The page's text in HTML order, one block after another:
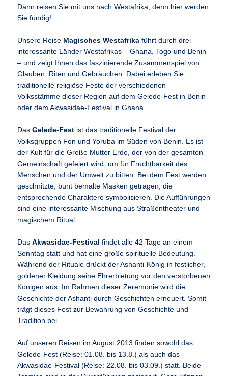
Dann reisen Sie mit uns nach Westafrika, denn hier werden
Sie fündig!
Unsere Reise Magisches Westafrika führt durch drei
interessante Länder Westafrikas – Ghana, Togo und Benin
– und zeigt Ihnen das faszinierende Zusammenspiel von
Glauben, Riten und Gebräuchen. Dabei erleben Sie
traditionelle religiöse Feste der verschiedenen
Volksstämme dieser Region auf dem Gelede-Fest in Benin
oder dem Akwasidae-Festival in Ghana.
DasGelede-Fest ist das traditionelle Festival der
Volksgruppen Fon und Yoruba im Süden von Benin. Es ist
der Kult für die Große Mutter Erde, der von der gesamten
Gemeinschaft gefeiert wird, um für Fruchtbarkeit des
Menschen und der Umwelt zu bitten. Bei dem Fest werden
geschnitzte, bunt bemalte Masken getragen, die
entsprechende Charaktere symbolisieren. Die Aufführungen
sind eine interessante Mischung aus Straßentheater und
magischem Ritual.
DasAkwasidae-Festival findet alle 42 Tage an einem
Sonntag statt und hat eine große spirituelle Bedeutung.
Während der Rituale drückt der Ashanti-König in festlicher,
goldener Kleidung seine Ehrerbietung vor den verstorbenen
Königen aus. Im Rahmen dieser Zeremonie wird die
Geschichte der Ashanti durch Geschichten erneuert. Somit
trägt dieses Fest zur Bewahrung von Geschichte und
Tradition bei.
Auf unseren Reisen im August 2013 finden sowohl das
Gelede-Fest (Reise: 01.08. bis 13.8.) als auch das
Akwasidae-Festival (Reise: 22.08. bis 03.09.) statt. Beide